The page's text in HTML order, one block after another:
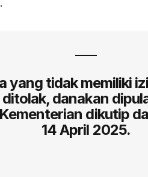
yang tidak memiliki
danakan
dikutip
14 April 2025.